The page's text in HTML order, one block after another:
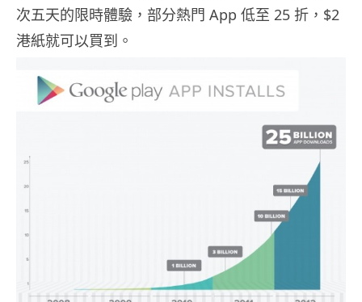
次五天的限時體驗，部分熱門 App 低至 25 折，$2
港紙就可以買到。